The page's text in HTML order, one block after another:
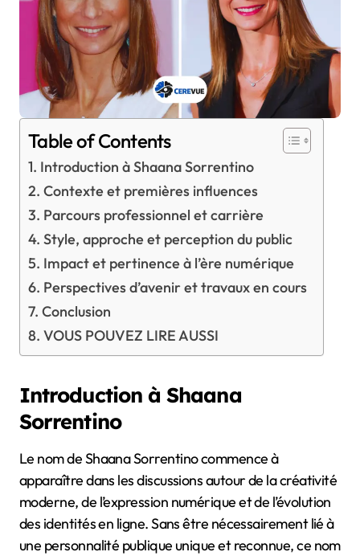
Table of Contents
Introduction à Shaana Sorrentino
Contexte et premières influences
Parcours professionnel et carrière
Style, approche et perception du public
Impact et pertinence à l’ère numérique
Perspectives d’avenir et travaux en cours
Conclusion
VOUS POUVEZ LIRE AUSSI
Introduction à Shaana
Sorrentino
Le nom de Shaana Sorrentino commence à
apparaître dans les discussions autour de la créativité
moderne, de l’expression numérique et de l’évolution
des identités en ligne. Sans être nécessairement lié à
une personnalité publique unique et reconnue, ce nom